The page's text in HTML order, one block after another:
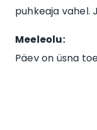
puhkeaja vahel.
Meeleolu:
Päev on üsna